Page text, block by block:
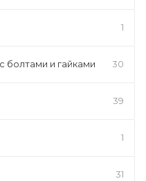
1
болтами и гайками 30
39
1
31